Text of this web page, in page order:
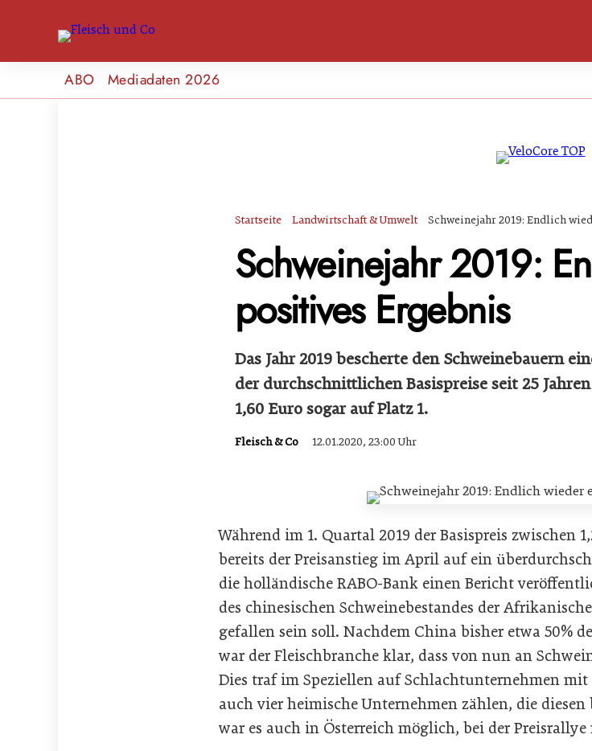
ABO Mediadaten 2026
Startseite Landwirtschaft & Umwelt Schweinejahr 2019: Endlich
Schweinejahr 2019:
positives Ergebnis
Das Jahr 2019 bescherte den Schweinebauern
der durchschnittlichen Basispreise seit 25
1,60 Euro sogar auf Platz 1.
Fleisch & Co 12.01.2020, 23:00 Uhr
Während im 1. Quartal 2019 der Basispreis zwischen
bereits der Preisanstieg im April auf ein
die holländische RABO-Bank einen Bericht
des chinesischen Schweinebestandes der
gefallen sein soll. Nachdem China bisher etwa 50%
war der Fleischbranche klar, dass von nun an
Dies traf im Speziellen auf Schlachtunternehmen
auch vier heimische Unternehmen zählen, die
war es auch in Österreich möglich, bei der